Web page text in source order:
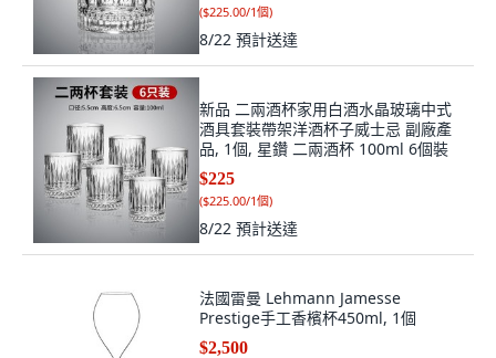
($225.00/1個)
8/22 預計送達
新品 二兩酒杯家用白酒水晶玻璃中式
酒具套裝帶架洋酒杯子威士忌 副廠產
品, 1個, 星鑽 二兩酒杯 100ml 6個裝
$225
($225.00/1個)
8/22 預計送達
法國雷曼 Lehmann Jamesse
Prestige手工香檳杯450ml, 1個
$2,500